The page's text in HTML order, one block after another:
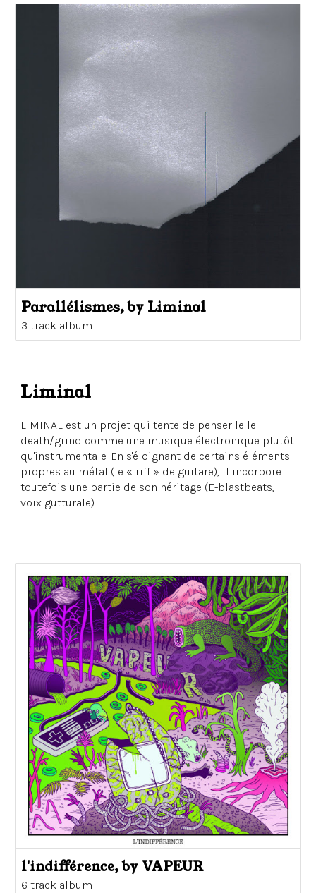
Parallélismes, by Liminal
3 track album
Liminal
LIMINAL est un projet qui tente de penser le le
death/grind comme une musique électronique plutôt
qu'instrumentale. En s'éloignant de certains éléments
propres au métal (le « riff » de guitare), il incorpore
toutefois une partie de son héritage (E-blastbeats,
voix gutturale)
l'indifférence, by VAPEUR
6 track album